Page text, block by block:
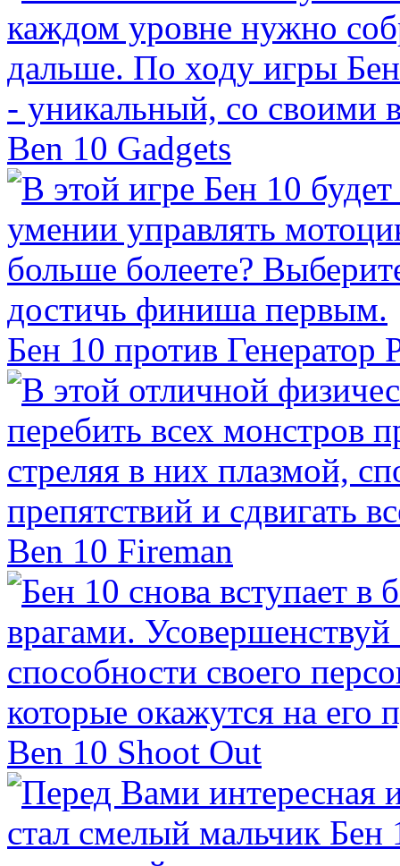
Ben 10 Gadgets
Бен 10 против Генератор
Ben 10 Fireman
Ben 10 Shoot Out